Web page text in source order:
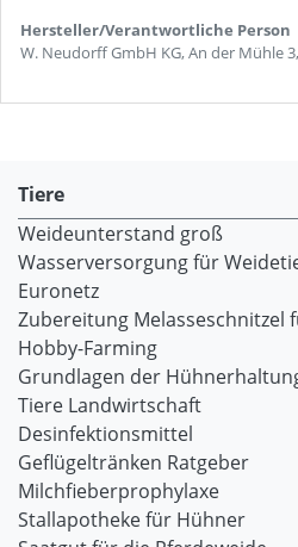
Hersteller/Verantwortliche Person
W. Neudorff GmbH KG, An der Mühle
Tiere
Weideunterstand groß
Wasserversorgung für
Euronetz
Zubereitung Melasseschnitzel
Hobby-Farming
Grundlagen der
Tiere Landwirtschaft
Desinfektionsmittel
Geflügeltränken Ratgeber
Milchfieberprophylaxe
Stallapotheke für Hühner